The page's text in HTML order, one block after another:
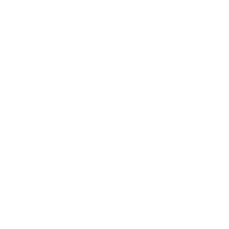
加州大
是经济
理学、
年的
斯特罗
物理学
，1983
和芭芭